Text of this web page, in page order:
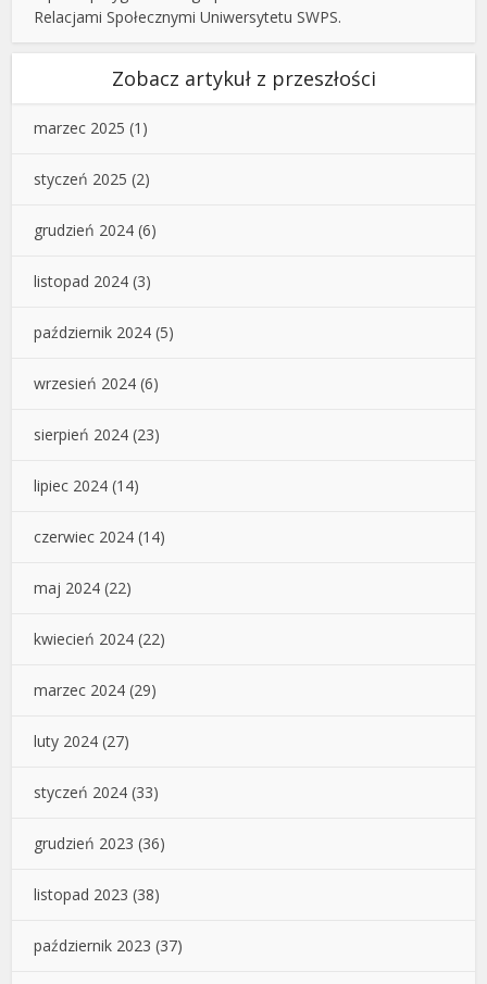
Relacjami Społecznymi Uniwersytetu SWPS.
Zobacz artykuł z przeszłości
marzec 2025 (1)
styczeń 2025 (2)
grudzień 2024 (6)
listopad 2024 (3)
październik 2024 (5)
wrzesień 2024 (6)
sierpień 2024 (23)
lipiec 2024 (14)
czerwiec 2024 (14)
maj 2024 (22)
kwiecień 2024 (22)
marzec 2024 (29)
luty 2024 (27)
styczeń 2024 (33)
grudzień 2023 (36)
listopad 2023 (38)
październik 2023 (37)